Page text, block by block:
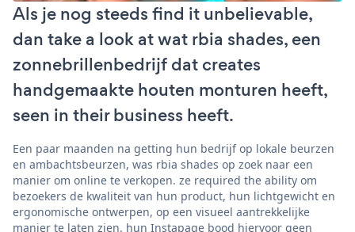
Als je nog steeds find it unbelievable,
dan take a look at wat rbia shades, een
zonnebrillenbedrijf dat creates
handgemaakte houten monturen heeft,
seen in their business heeft.
Een paar maanden na getting hun bedrijf op lokale beurzen
en ambachtsbeurzen, was rbia shades op zoek naar een
manier om online te verkopen. ze required the ability om
bezoekers de kwaliteit van hun product, hun lichtgewicht en
ergonomische ontwerpen, op een visueel aantrekkelijke
manier te laten zien. hun Instapage bood hiervoor geen